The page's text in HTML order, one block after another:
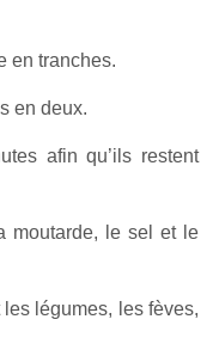
en tranches.
en deux.
afin qu’ils restent
moutarde, le sel et le
légumes, les fèves,